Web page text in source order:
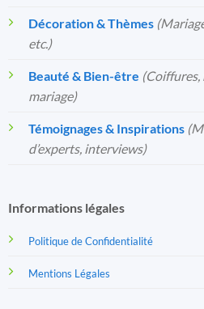
Décoration & Thèmes
etc.)
Beauté & Bien-être (Coiffures,
mariage)
Témoignages & Inspirations
d’experts, interviews)
Informations légales
Politique de Confidentialité
Mentions Légales